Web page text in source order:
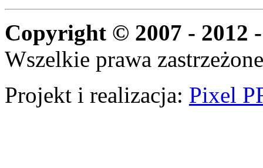
Copyright © 2007 - 2012
Wszelkie prawa
Projekt i realizacja: Pixel